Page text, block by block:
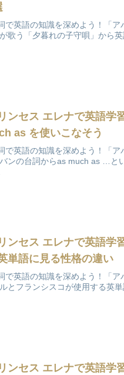
で英語の知識を深めよう！「ア
歌う「夕暮れの子守唄」から
ンセス エレナで英語学
as を使いこなそう
で英語の知識を深めよう！「ア
ンの台詞からas much as …と
ンセス エレナで英語学
単語に見る性格の違い
で英語の知識を深めよう！「ア
とフランシスコが使用する英
ンセス エレナで英語学